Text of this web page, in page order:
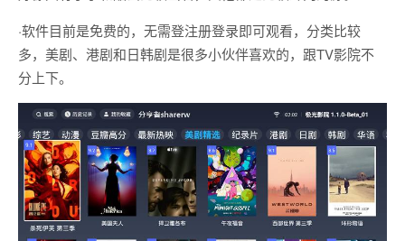
·软件目前是免费的，无需登注册登录即可观看，分类比较
多，美剧、港剧和日韩剧是很多小伙伴喜欢的，跟TV影院不
分上下。